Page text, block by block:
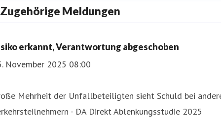
Zugehörige Meldungen
erkannt, Verantwortung abgeschoben
November 2025 08:00
Mehrheit der Unfallbeteiligten sieht Schuld bei
- DA Direkt Ablenkungsstudie 2025